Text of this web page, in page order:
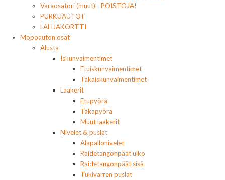
Varaosatori (muut) - POISTOJA!
PURKUAUTOT
LAHJAKORTTI
Mopoauton osat
Alusta
Iskunvaimentimet
Etuiskunvaimentimet
Takaiskunvaimentimet
Laakerit
Etupyörä
Takapyörä
Muut laakerit
Nivelet & puslat
Alapallonivelet
Raidetangonpäät ulko
Raidetangonpäät sisä
Tukivarren puslat